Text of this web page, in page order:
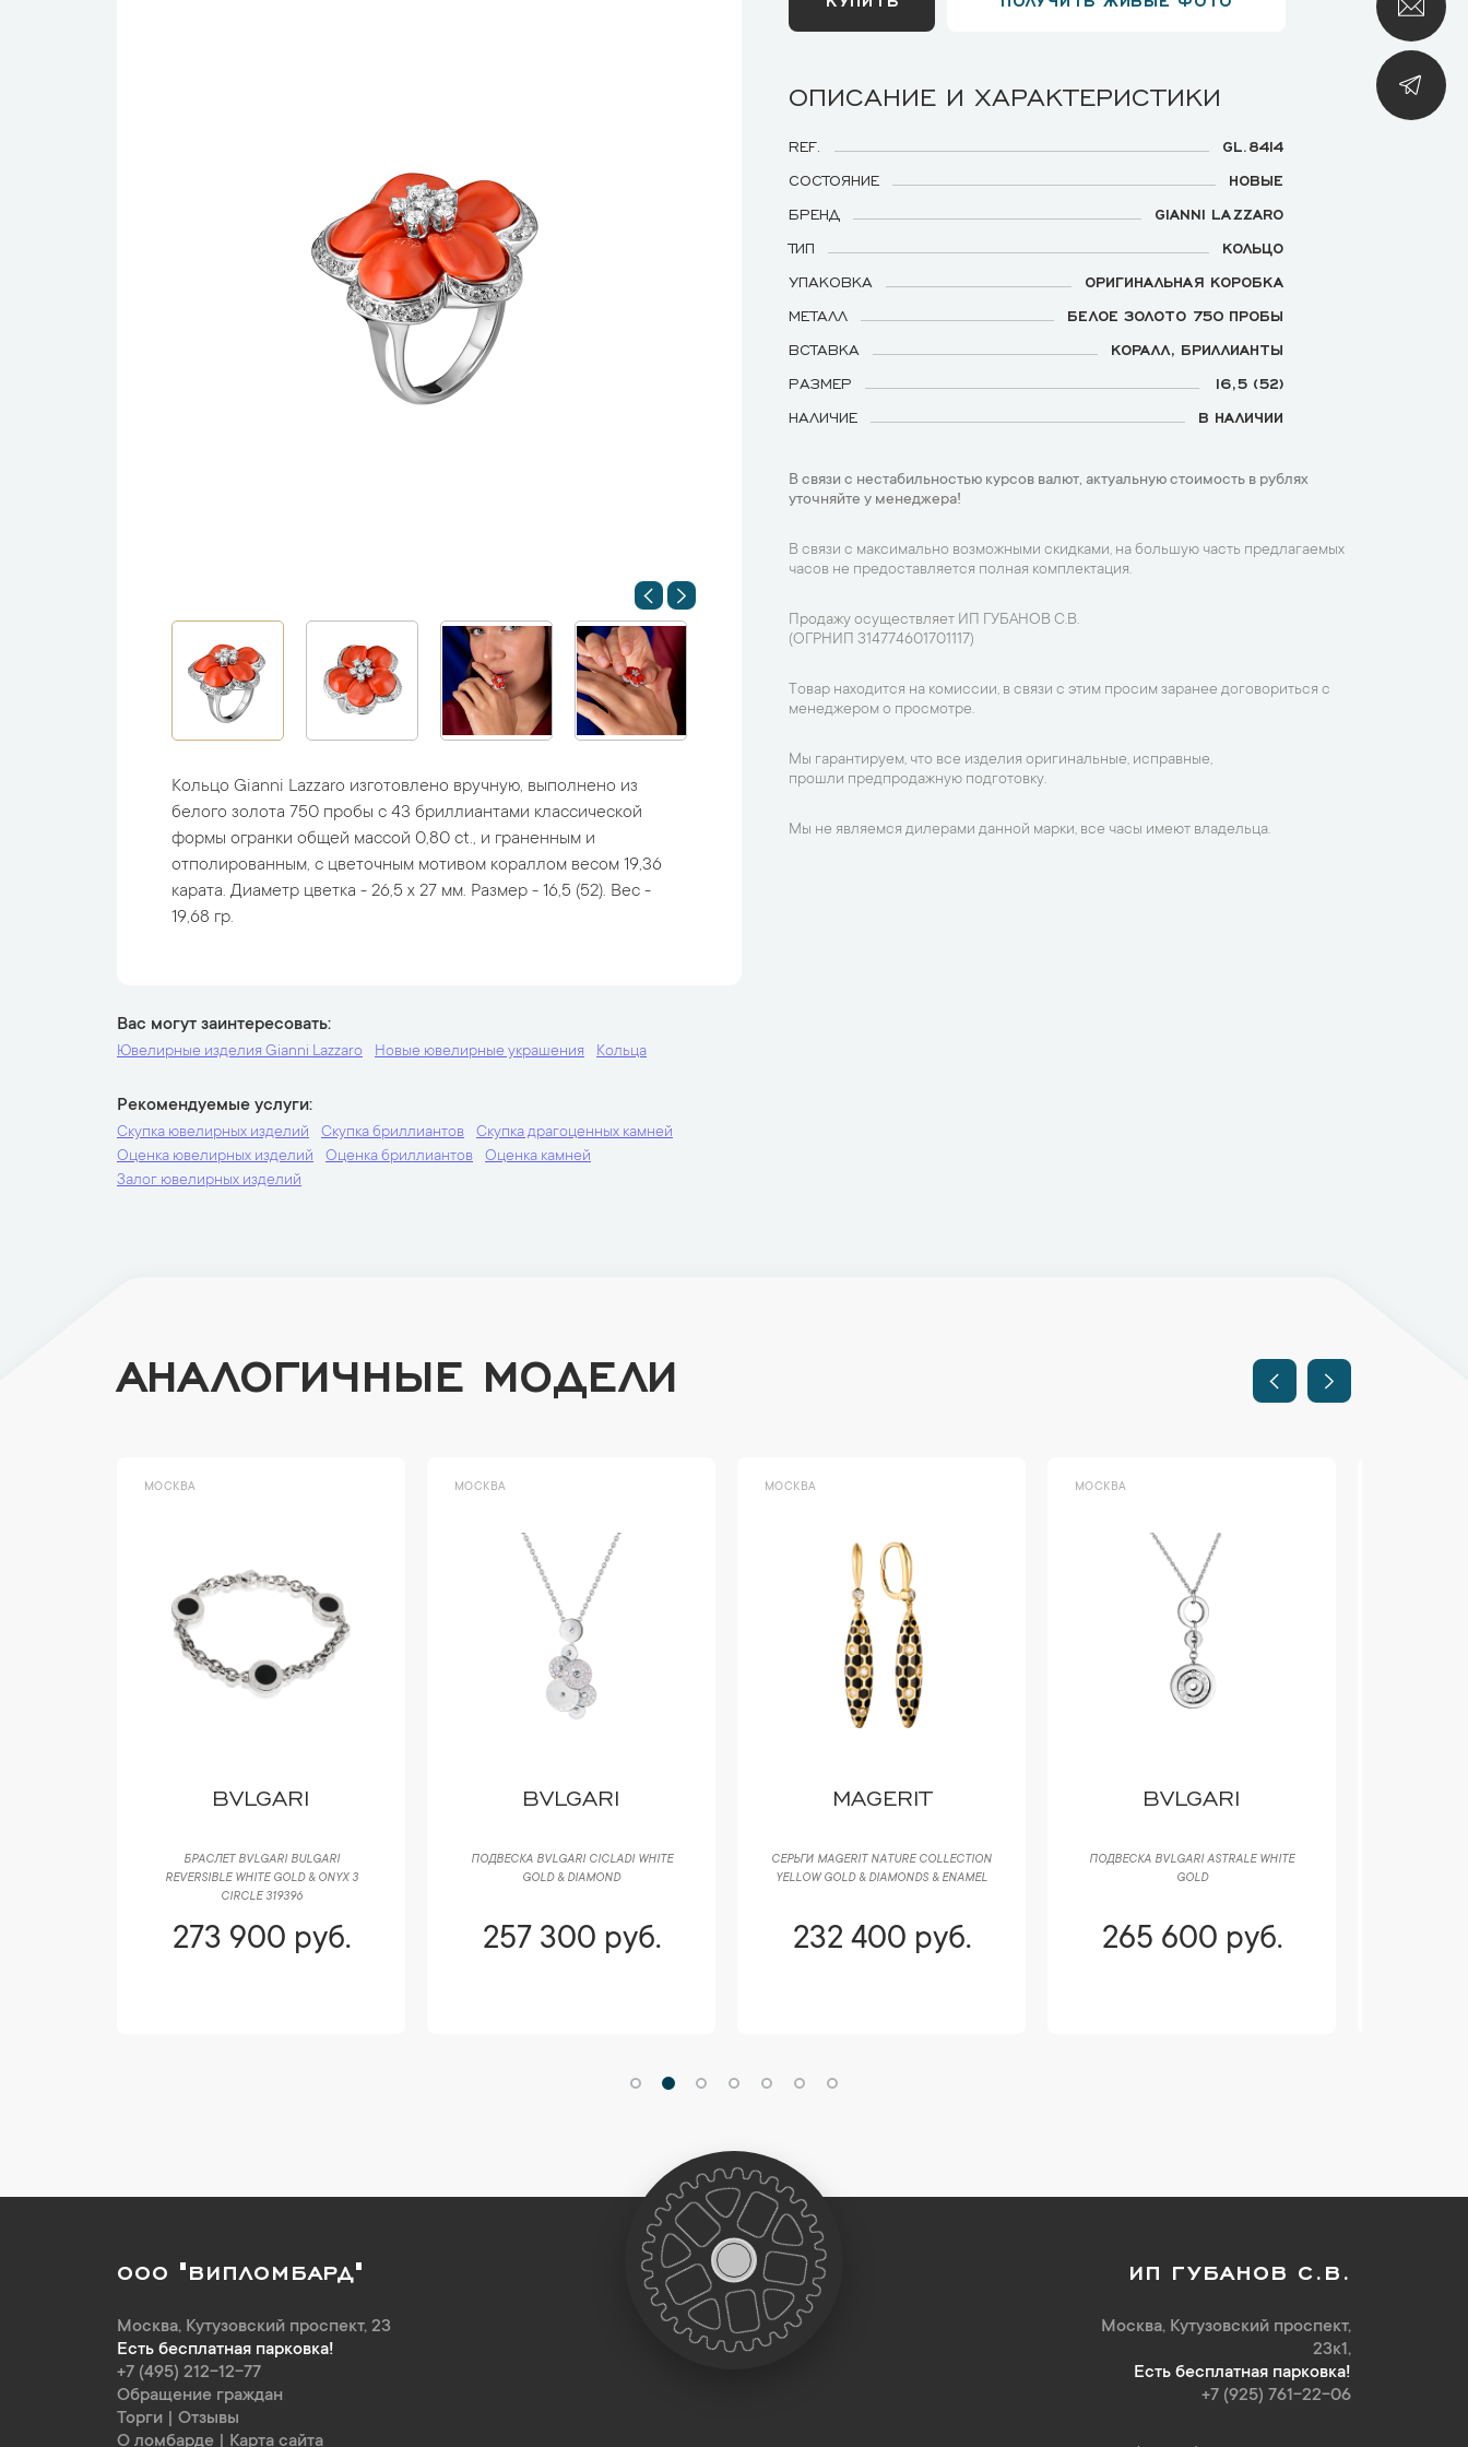
Кольцо Gianni Lazzaro изготовлено вручную, выполнено из
белого золота 750 пробы с 43 бриллиантами классической
формы огранки общей массой 0,80 ct., и граненным и
отполированным, с цветочным мотивом кораллом весом 19,36
карата. Диаметр цветка - 26,5 х 27 мм. Размер - 16,5 (52). Вес -
19,68 гр.
Вас могут заинтересовать
Ювелирные изделия Gianni Lazzaro Новые ювелирные украшения Кольца
Рекомендуемые услуги
Скупка ювелирных изделий Скупка бриллиантов
Скупка драгоценных камней
Оценка ювелирных изделий
Оценка бриллиантов
Оценка камней
Залог ювелирных изделий
ОПИСАНИЕ И ХАРАКТЕРИСТИКИ
REF.
GL.8414
СОСТОЯНИЕ
НОВЫЕ
БРЕНД
GIANNI LAZZARO
ТИП
КОЛЬЦО
УПАКОВКА
ОРИГИНАЛЬНАЯ КОРОБКА
МЕТАЛЛ
БЕЛОЕ ЗОЛОТО 750 ПРОБЫ
ВСТАВКА
КОРАЛЛ, БРИЛЛИАНТЫ
РАЗМЕР
16,5 (52)
НАЛИЧИЕ
В НАЛИЧИИ
В связи с нестабильностью курсов валют, актуальную стоимость в рублях
уточняйте у менеджера!
В связи с максимально возможными скидками, на большую часть предлагаемых
часов не предоставляется полная комплектация.
Продажу осуществляет ИП ГУБАНОВ С.В.
(ОГРНИП 314774601701117)
Товар находится на комиссии, в связи с этим просим заранее договориться с
менеджером о просмотре.
Мы гарантируем, что все изделия оригинальные, исправные,
прошли предпродажную подготовку.
Мы не являемся дилерами данной марки, все часы имеют владельца.
АНАЛОГИЧНЫЕ МОДЕЛИ
МОСКВА
BVLGARI
БРАСЛЕТ BVLGARI BULGARI
REVERSIBLE WHITE GOLD & ONYX 3
CIRCLE 319396
273 900 руб.
МОСКВА
BVLGARI
ПОДВЕСКА BVLGARI CICLADI WHITE
GOLD & DIAMOND
257 300 руб.
МОСКВА
MAGERIT
СЕРЬГИ MAGERIT NATURE COLLECTION
YELLOW GOLD & DIAMONDS & ENAMEL
232 400 руб.
МОСКВА
BVLGARI
ПОДВЕСКА BVLGARI ASTRALE WHITE
GOLD
265 600 руб.
ООО "ВИПЛОМБАРД"
Москва, Кутузовский проспект, 23
Есть бесплатная парковка!
+7 (495) 212-12-77
Обращение граждан
Торги
Отзывы
О ломбарде
Карта сайта
ИП ГУБАНОВ С.В.
Москва, Кутузовский проспект,
23к1,
Есть бесплатная парковка!
+7 (925) 761-22-06